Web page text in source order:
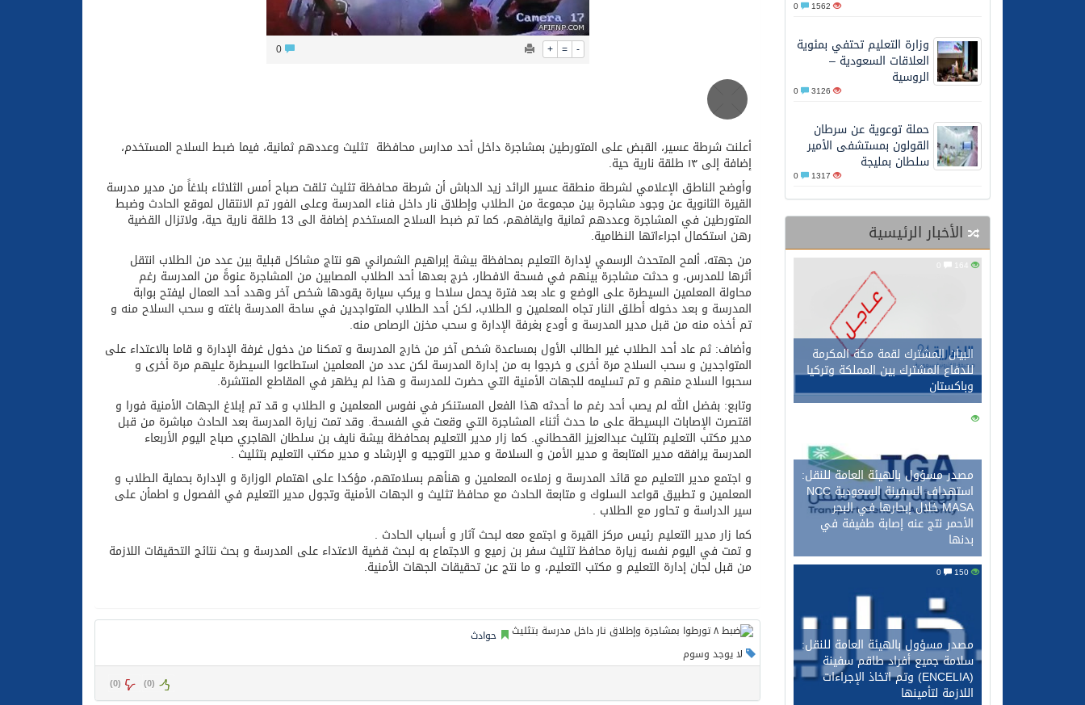
محافظ عفيف يؤدي صلاة عيد الأضحى
1562
وزارة التعليم تحتفي بمئوية
العلاقات السعودية –
الروسية
3126
حملة توعوية عن سرطان
القولون بمستشفى الأمير
سلطان بمليجة
1317
الأخبار الرئيسية
البيان المشترك لقمة مكة المكرمة
للدفاع المشترك بين المملكة وتركيا
وباكستان
160
مصدر مسؤول بالهيئة العامة للنقل:
استهداف السفينة السعودية NCC
MASA خلال إبحارها في البحر
الأحمر نتج عنه إصابة طفيفة في
بدنها
مصدر مسؤول بالهيئة العامة للنقل:
سلامة جميع أفراد طاقم سفينة
(ENCELIA) وتم اتخاذ الإجراءات
اللازمة لتأمينها
+ = -
0
أعلنت شرطة عسير، القبض على المتورطين بمشاجرة داخل أحد مدارس محافظة ⁧ تثليث⁩ وعددهم ثمانية، فيما ضبط السلاح المستخدم،
إضافة إلى ١٣ طلقة نارية حية.
وأوضح الناطق الإعلامي لشرطة منطقة عسير الرائد زيد الدباش أن شرطة محافظة تثليث تلقت صباح أمس الثلاثاء بلاغاً من مدير مدرسة
القيرة الثانوية عن وجود مشاجرة بين مجموعة من الطلاب وإطلاق نار داخل فناء المدرسة وعلى الفور تم الانتقال لموقع الحادث وضبط
المتورطين في المشاجرة وعددهم ثمانية وايقافهم، كما تم ضبط السلاح المستخدم إضافة الى 13 طلقة نارية حية، ولاتزال القضية
رهن استكمال اجراءاتها النظامية.
من جهته، ألمح المتحدث الرسمي لإدارة التعليم بمحافظة بيشة إبراهيم الشمراني هو نتاج مشاكل قبلية بين عدد من الطلاب انتقل
أثرها للمدرس، و حدثت مشاجرة بينهم في فسحة الافطار، خرج بعدها أحد الطلاب المصابين من المشاجرة عنوةً من المدرسة رغم
محاولة المعلمين السيطرة على الوضع و عاد بعد فترة يحمل سلاحا و يركب سيارة يقودها شخص آخر وهدد أحد العمال ليفتح بوابة
المدرسة و بعد دخوله أطلق النار تجاه المعلمين و الطلاب، لكن أحد الطلاب المتواجدين في ساحة المدرسة باغته و سحب السلاح منه و
تم أخذه منه من قبل مدير المدرسة و أودع بغرفة الإدارة و سحب مخزن الرصاص منه.
وأضاف: ثم عاد أحد الطلاب غير الطالب الأول بمساعدة شخص آخر من خارج المدرسة و تمكنا من دخول غرفة الإدارة و قاما بالاعتداء على
المتواجدين و سحب السلاح مرة أخرى و خرجوا به من إدارة المدرسة لكن عدد من المعلمين استطاعوا السيطرة عليهم مرة أخرى و
سحبوا السلاح منهم و تم تسليمه للجهات الأمنية التي حضرت للمدرسة و هذا لم يظهر في المقاطع المنتشرة.
وتابع: بفضل الله لم يصب أحد رغم ما أحدثه هذا الفعل المستنكر في نفوس المعلمين و الطلاب و قد تم إبلاغ الجهات الأمنية فورا و
اقتصرت الإصابات البسيطة على ما حدث أثناء المشاجرة التي وقعت في الفسحة. وقد تمت زيارة المدرسة بعد الحادث مباشرة من قبل
مدير مكتب التعليم بتثليث عبدالعزيز القحطاني. كما زار مدير التعليم بمحافظة بيشة نايف بن سلطان الهاجري صباح اليوم الأربعاء
المدرسة يرافقه مدير المتابعة و مدير الأمن و السلامة و مدير التوجيه و الإرشاد و مدير مكتب التعليم بتثليث .
و اجتمع مدير التعليم مع قائد المدرسة و زملاءه المعلمين و هنأهم بسلامتهم، مؤكدا على اهتمام الوزارة و الإدارة بحماية الطلاب و
المعلمين و تطبيق قواعد السلوك و متابعة الحادث مع محافظ تثليث و الجهات الأمنية وتجول مدير التعليم في الفصول و اطمأن على
سير الدراسة و تحاور مع الطلاب .
كما زار مدير التعليم رئيس مركز القيرة و اجتمع معه لبحث آثار و أسباب الحادث .
و تمت في اليوم نفسه زيارة محافظ تثليث سفر بن زميع و الاجتماع به لبحث قضية الاعتداء على المدرسة و بحث نتائج التحقيقات اللازمة
من قبل لجان إدارة التعليم و مكتب التعليم، و ما نتج عن تحقيقات الجهات الأمنية.
حوادث
لا يوجد وسوم
(
0
) (
0
)